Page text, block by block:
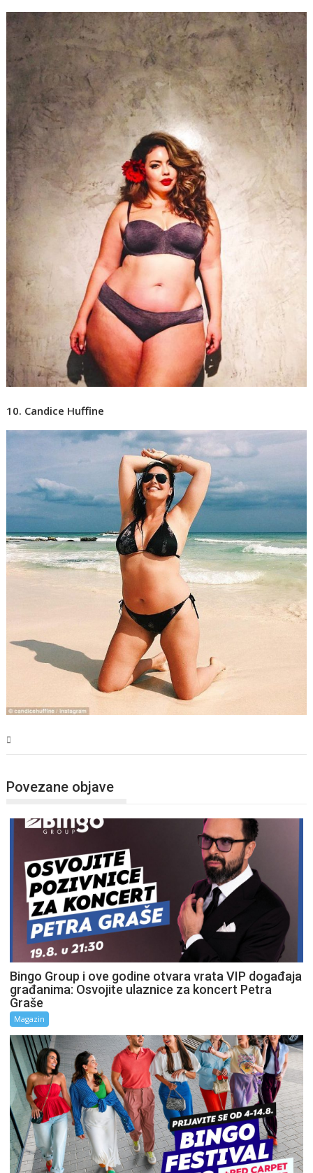
10. Candice Huffine
Povezane objave
Bingo Group i ove godine otvara vrata VIP događaja
građanima: Osvojite ulaznice za koncert Petra
Graše
Magazin